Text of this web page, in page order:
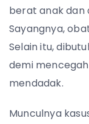
berat anak dan
Sayangnya,
Selain itu,
demi
mendadak.
Munculnya